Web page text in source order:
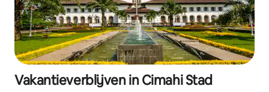
Vakantieverblijven in Cimahi Stad